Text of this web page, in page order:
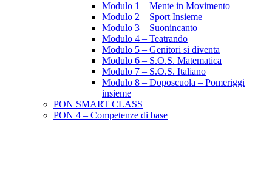
Modulo 1 – Mente in Movimento
Modulo 2 – Sport Insieme
Modulo 3 – Suonincanto
Modulo 4 – Teatrando
Modulo 5 – Genitori si diventa
Modulo 6 – S.O.S. Matematica
Modulo 7 – S.O.S. Italiano
Modulo 8 – Doposcuola – Pomeriggi
insieme
PON SMART CLASS
PON 4 – Competenze di base